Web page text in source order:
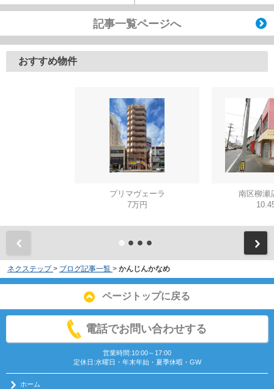
記事一覧ページへ
おすすめ物件
プリマヴェーラ
7万円
南区柳瀬
ネクステップ > ブログ記事一覧 > かんじんかなめ
ページトップに戻る
電話でお問い合わせする
営業時間:10:00～17:00
定休日:水曜日・年末年始・夏季休暇・GW
ホーム